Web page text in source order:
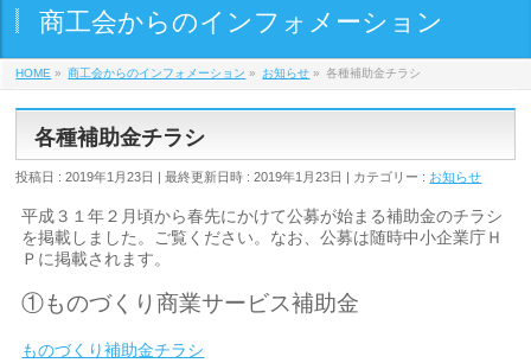
商工会からのインフォメーション
HOME » 商工会からのインフォメーション » お知らせ » 各種補助金チラシ
各種補助金チラシ
投稿日 : 2019年1月23日 最終更新日時 : 2019年1月23日 カテゴリー : お知らせ
平成３１年２月頃から春先にかけて公募が始まる補助金のチラシ
を掲載しました。ご覧ください。なお、公募は随時中小企業庁Ｈ
Ｐに掲載されます。
①ものづくり商業サービス補助金
ものづくり補助金チラシ